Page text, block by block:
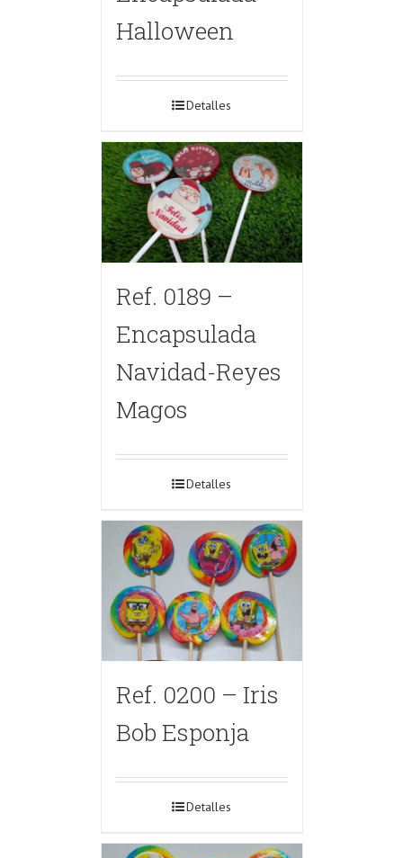
Halloween
Detalles
Ref. 0189 –
Encapsulada
Navidad-Reyes
Magos
Detalles
Ref. 0200 – Iris
Bob Esponja
Detalles